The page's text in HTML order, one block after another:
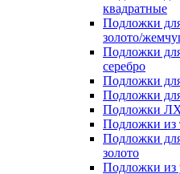
квадратные
Подложки
золото/
Подложки
серебро
Подложки
Подложки
Подложки
Подложки из
Подложки
золото
Подложки из